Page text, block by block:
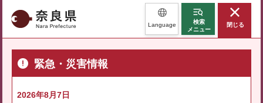
奈良県 Language
検索
メニュー
閉じる
緊急・災害情報
2026年8月7日